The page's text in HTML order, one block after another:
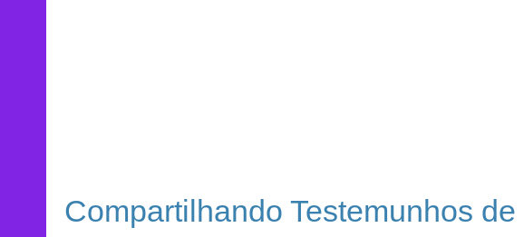
Compartilhando Testemunhos de